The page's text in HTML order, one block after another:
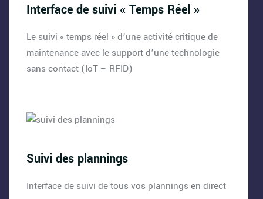
Interface de suivi « Temps Réel »
Le suivi « temps réel » d’une activité critique de
maintenance avec le support d’une technologie
sans contact (IoT – RFID)
Suivi des plannings
Interface de suivi de tous vos plannings en direct